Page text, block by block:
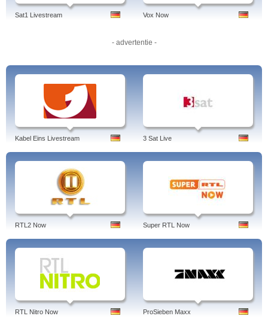
Sat1 Livestream Vox Now
- advertentie -
Kabel Eins Livestream 3 Sat Live
RTL2 Now Super RTL Now
RTL Nitro Now ProSieben Maxx